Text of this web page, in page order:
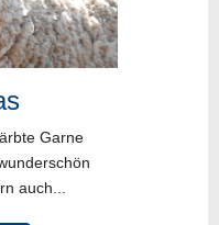
Garne
auch...